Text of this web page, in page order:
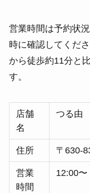
営業時間は予約状
時に確認してくだ
から徒歩約11分と
す。
店舗
名
つる由
住所 〒630-
営業
時間
12:00〜